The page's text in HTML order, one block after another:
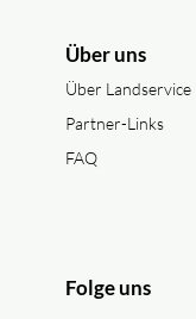
Über uns
Über Landservice
Partner-Links
FAQ
Folge uns